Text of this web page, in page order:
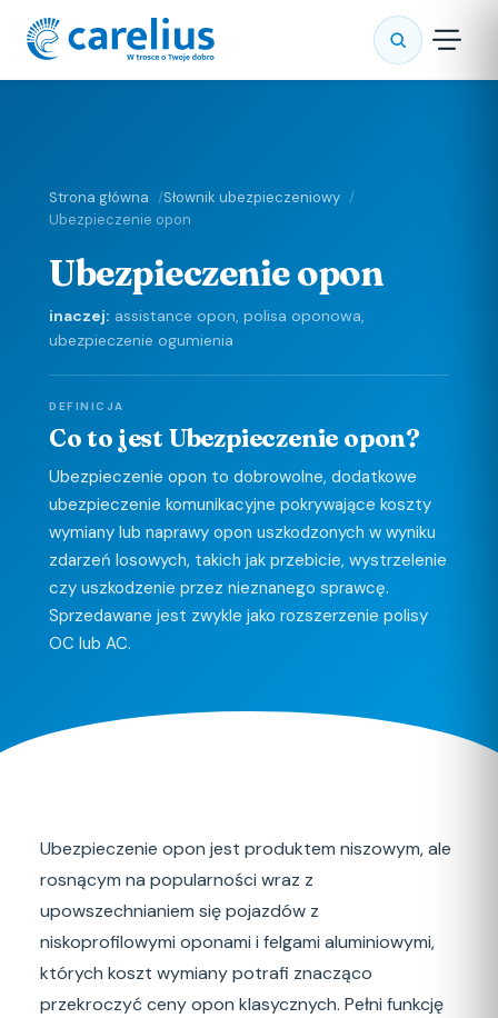
Strona główna
Słownik ubezpieczeniowy
Ubezpieczenie opon
Ubezpieczenie opon
inaczej: assistance opon, polisa oponowa,
ubezpieczenie ogumienia
DEFINICJA
Co to jest Ubezpieczenie opon?
Ubezpieczenie opon to dobrowolne, dodatkowe
ubezpieczenie komunikacyjne pokrywające koszty
wymiany lub naprawy opon uszkodzonych w wyniku
zdarzeń losowych, takich jak przebicie, wystrzelenie
czy uszkodzenie przez nieznanego sprawcę.
Sprzedawane jest zwykle jako rozszerzenie polisy
OC lub AC.
Ubezpieczenie opon jest produktem niszowym, ale
rosnącym na popularności wraz z
upowszechnianiem się pojazdów z
niskoprofilowymi oponami i felgami aluminiowymi,
których koszt wymiany potrafi znacząco
przekroczyć ceny opon klasycznych. Pełni funkcję